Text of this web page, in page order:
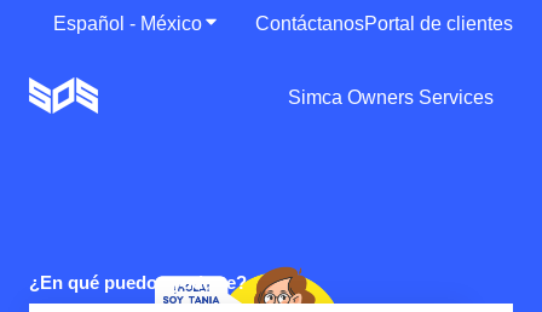
Español - MéxicoTraducciones de Mostrar submenú para
ContáctanosPortal de clientes
Simca Owners Services
¿En qué puedo ayudarte?